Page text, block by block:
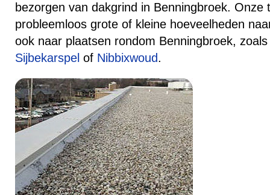
bezorgen van dakgrind in Benningbroek.
probleemloos grote of kleine hoeveelheden
ook naar plaatsen rondom Benningbroek,
Sijbekarspel of Nibbixwoud.